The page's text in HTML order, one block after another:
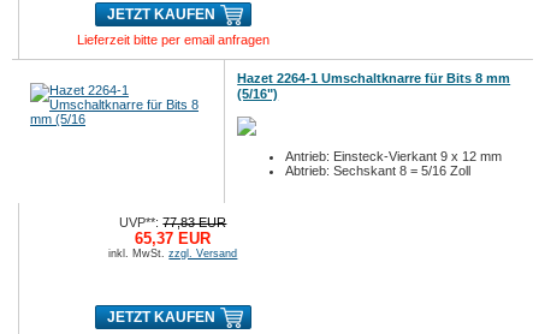
JETZT KAUFEN
Lieferzeit bitte per email anfragen
Hazet 2264-1 Umschaltknarre für Bits 8 mm
(5/16")
Antrieb: Einsteck-Vierkant 9 x 12 mm
Abtrieb: Sechskant 8 = 5/16 Zoll
UVP**:77,83 EUR
65,37 EUR
inkl. MwSt.zzgl. Versand
JETZT KAUFEN